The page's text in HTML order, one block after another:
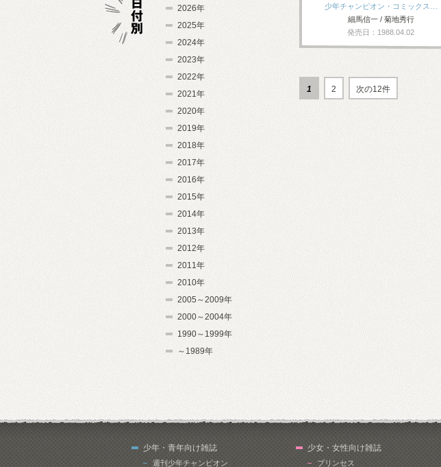
少年チャンピオン・コミックス…
細馬信一 / 菊地秀行
発売日：1988.04.02
1 2 次の12件
2026年
2025年
2024年
2023年
2022年
2021年
2020年
2019年
2018年
2017年
2016年
2015年
2014年
2013年
2012年
2011年
2010年
2005～2009年
2000～2004年
1990～1999年
～1989年
少年・青年向け雑誌
週刊少年チャンピオン
少女・女性向け雑誌
プリンセス